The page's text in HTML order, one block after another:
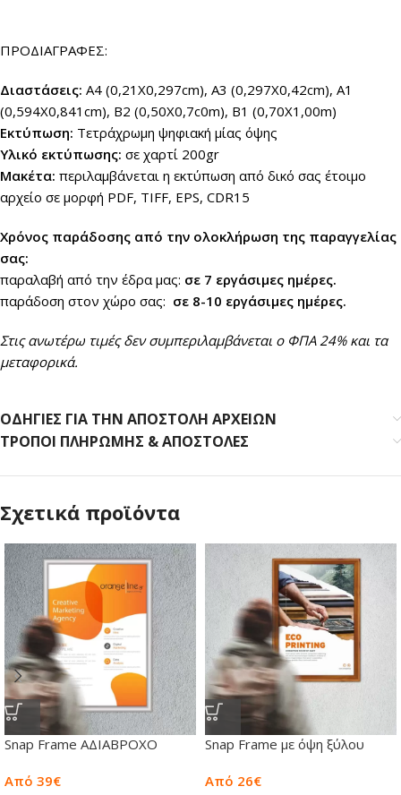
ΠΡΟΔΙΑΓΡΑΦΕΣ:
Διαστάσεις: A4 (0,21X0,297cm), A3 (0,297X0,42cm), A1
(0,594X0,841cm), B2 (0,50X0,7c0m), B1 (0,70X1,00m)
Εκτύπωση: Τετράχρωμη ψηφιακή μίας όψης
Υλικό εκτύπωσης: σε χαρτί 200gr
Μακέτα: περιλαμβάνεται η εκτύπωση από δικό σας έτοιμο
αρχείο σε μορφή PDF, TIFF, EPS, CDR15
Χρόνος παράδοσης από την ολοκλήρωση της παραγγελίας
σας:
παραλαβή από την έδρα μας: σε 7 εργάσιμες ημέρες.
παράδοση στον χώρο σας: σε 8-10 εργάσιμες ημέρες.
Στις ανωτέρω τιμές δεν συμπεριλαμβάνεται ο ΦΠΑ 24% και τα
μεταφορικά.
ΟΔΗΓΙΕΣ ΓΙΑ ΤΗΝ ΑΠΟΣΤΟΛΗ ΑΡΧΕΙΩΝ
ΤΡΟΠΟΙ ΠΛΗΡΩΜΗΣ & ΑΠΟΣΤΟΛΕΣ
Σχετικά προϊόντα
Snap Frame ΑΔΙΑΒΡΟΧO
Από 39€
Snap Frame με όψη ξύλου
Από 26€